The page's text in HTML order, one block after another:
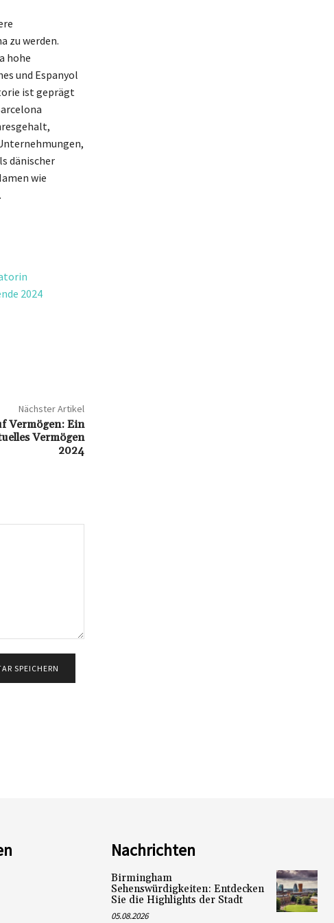
zu werden.
hohe
und Espanyol
ist geprägt
dänischer
wie
2024
Nächster Artikel
Vermögen: Ein
Vermögen
2024
Nachrichten
Birmingham
Sehenswürdigkeiten: Entdecken
Sie die Highlights der Stadt
05.08.2026